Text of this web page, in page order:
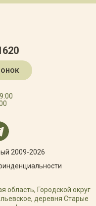
2009-2026
Городской округ
деревня Старые